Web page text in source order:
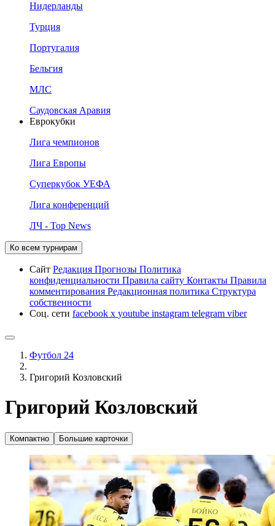
Нидерланды
Турция
Португалия
Бельгия
МЛС
Саудовская Аравия
Еврокубки
Лига чемпионов
Лига Европы
Суперкубок УЕФА
Лига конференций
ЛЧ - Top News
Ко всем турнирам
Сайт Редакция Прогнозы Политика
конфиденциальности Правила сайту Контакты Правила
комментирования Редакционная политика Структура
собственности
Соц. сети facebook x youtube instagram telegram viber
Футбол 24
Григорий Козловский
Григорий Козловский
Компактно Большие карточки